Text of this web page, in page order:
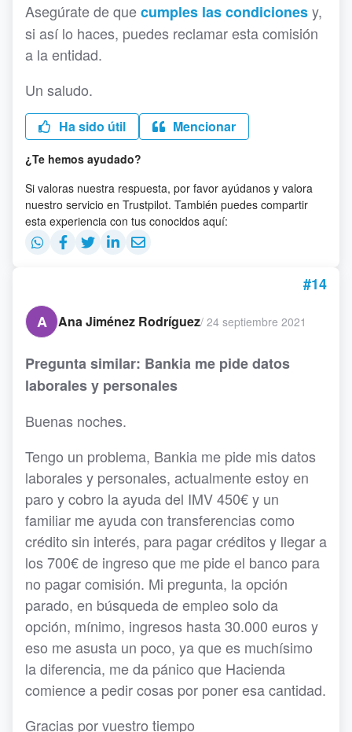
Asegúrate de quecumples las condicionesy,
si así lo haces, puedes reclamar esta comisión
a la entidad.
Un saludo.
Ha sido útil Mencionar
¿Te hemos ayudado?
Si valoras nuestra respuesta, por favor ayúdanos y valora
nuestro servicio en Trustpilot. También puedes compartir
esta experiencia con tus conocidos aquí:
#14
A
Ana Jiménez Rodríguez/ 24 septiembre 2021
Pregunta similar: Bankia me pide datos
laborales y personales
Buenas noches.
Tengo un problema, Bankia me pide mis datos
laborales y personales, actualmente estoy en
paro y cobro la ayuda del IMV 450€ y un
familiar me ayuda con transferencias como
crédito sin interés, para pagar créditos y llegar a
los 700€ de ingreso que me pide el banco para
no pagar comisión. Mi pregunta, la opción
parado, en búsqueda de empleo solo da
opción, mínimo, ingresos hasta 30.000 euros y
eso me asusta un poco, ya que es muchísimo
la diferencia, me da pánico que Hacienda
comience a pedir cosas por poner esa cantidad.
Gracias por vuestro tiempo